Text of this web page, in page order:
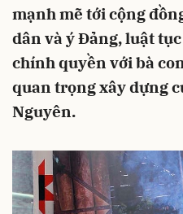
mạnh mẽ tới cộng
dân và ý Đảng, luật
chính quyền với bà
quan trọng xây dựng
Nguyên.